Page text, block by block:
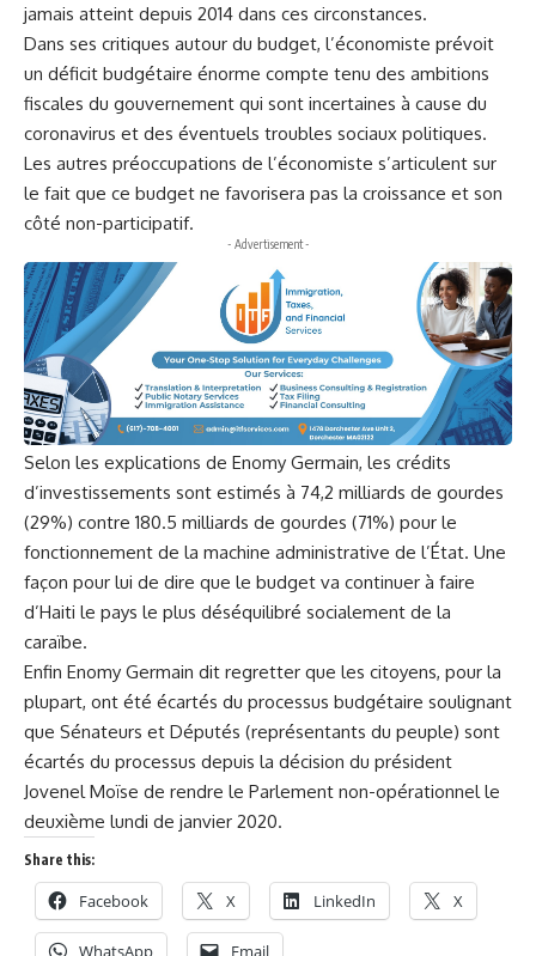
jamais atteint depuis 2014 dans ces circonstances.
Dans ses critiques autour du budget, l’économiste prévoit
un déficit budgétaire énorme compte tenu des ambitions
fiscales du gouvernement qui sont incertaines à cause du
coronavirus et des éventuels troubles sociaux politiques.
Les autres préoccupations de l’économiste s’articulent sur
le fait que ce budget ne favorisera pas la croissance et son
côté non-participatif.
- Advertisement -
Selon les explications de Enomy Germain, les crédits
d’investissements sont estimés à 74,2 milliards de gourdes
(29%) contre 180.5 milliards de gourdes (71%) pour le
fonctionnement de la machine administrative de l’État. Une
façon pour lui de dire que le budget va continuer à faire
d’Haiti le pays le plus déséquilibré socialement de la
caraïbe.
Enfin Enomy Germain dit regretter que les citoyens, pour la
plupart, ont été écartés du processus budgétaire soulignant
que Sénateurs et Députés (représentants du peuple) sont
écartés du processus depuis la décision du président
Jovenel Moïse de rendre le Parlement non-opérationnel le
deuxième lundi de janvier 2020.
Share this:
Facebook X LinkedIn X
WhatsApp Email